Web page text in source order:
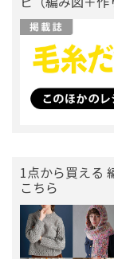
1点から買える
こちら